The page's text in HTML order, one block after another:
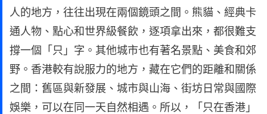
人的地方，往往出現在兩個鏡頭之間。熊貓、經典卡
通人物、點心和世界級餐飲，逐項拿出來，都很難支
撐一個「只」字。其他城市也有著名景點、美食和郊
野。香港較有說服力的地方，藏在它們的距離和關係
之間：舊區與新發展、城市與山海、街坊日常與國際
娛樂，可以在同一天自然相遇。所以，「只在香港」